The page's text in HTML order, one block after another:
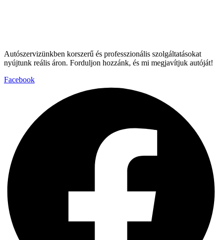
Autószervizünkben korszerű és professzionális szolgáltatásokat
nyújtunk reális áron. Forduljon hozzánk, és mi megjavítjuk autóját!
Facebook